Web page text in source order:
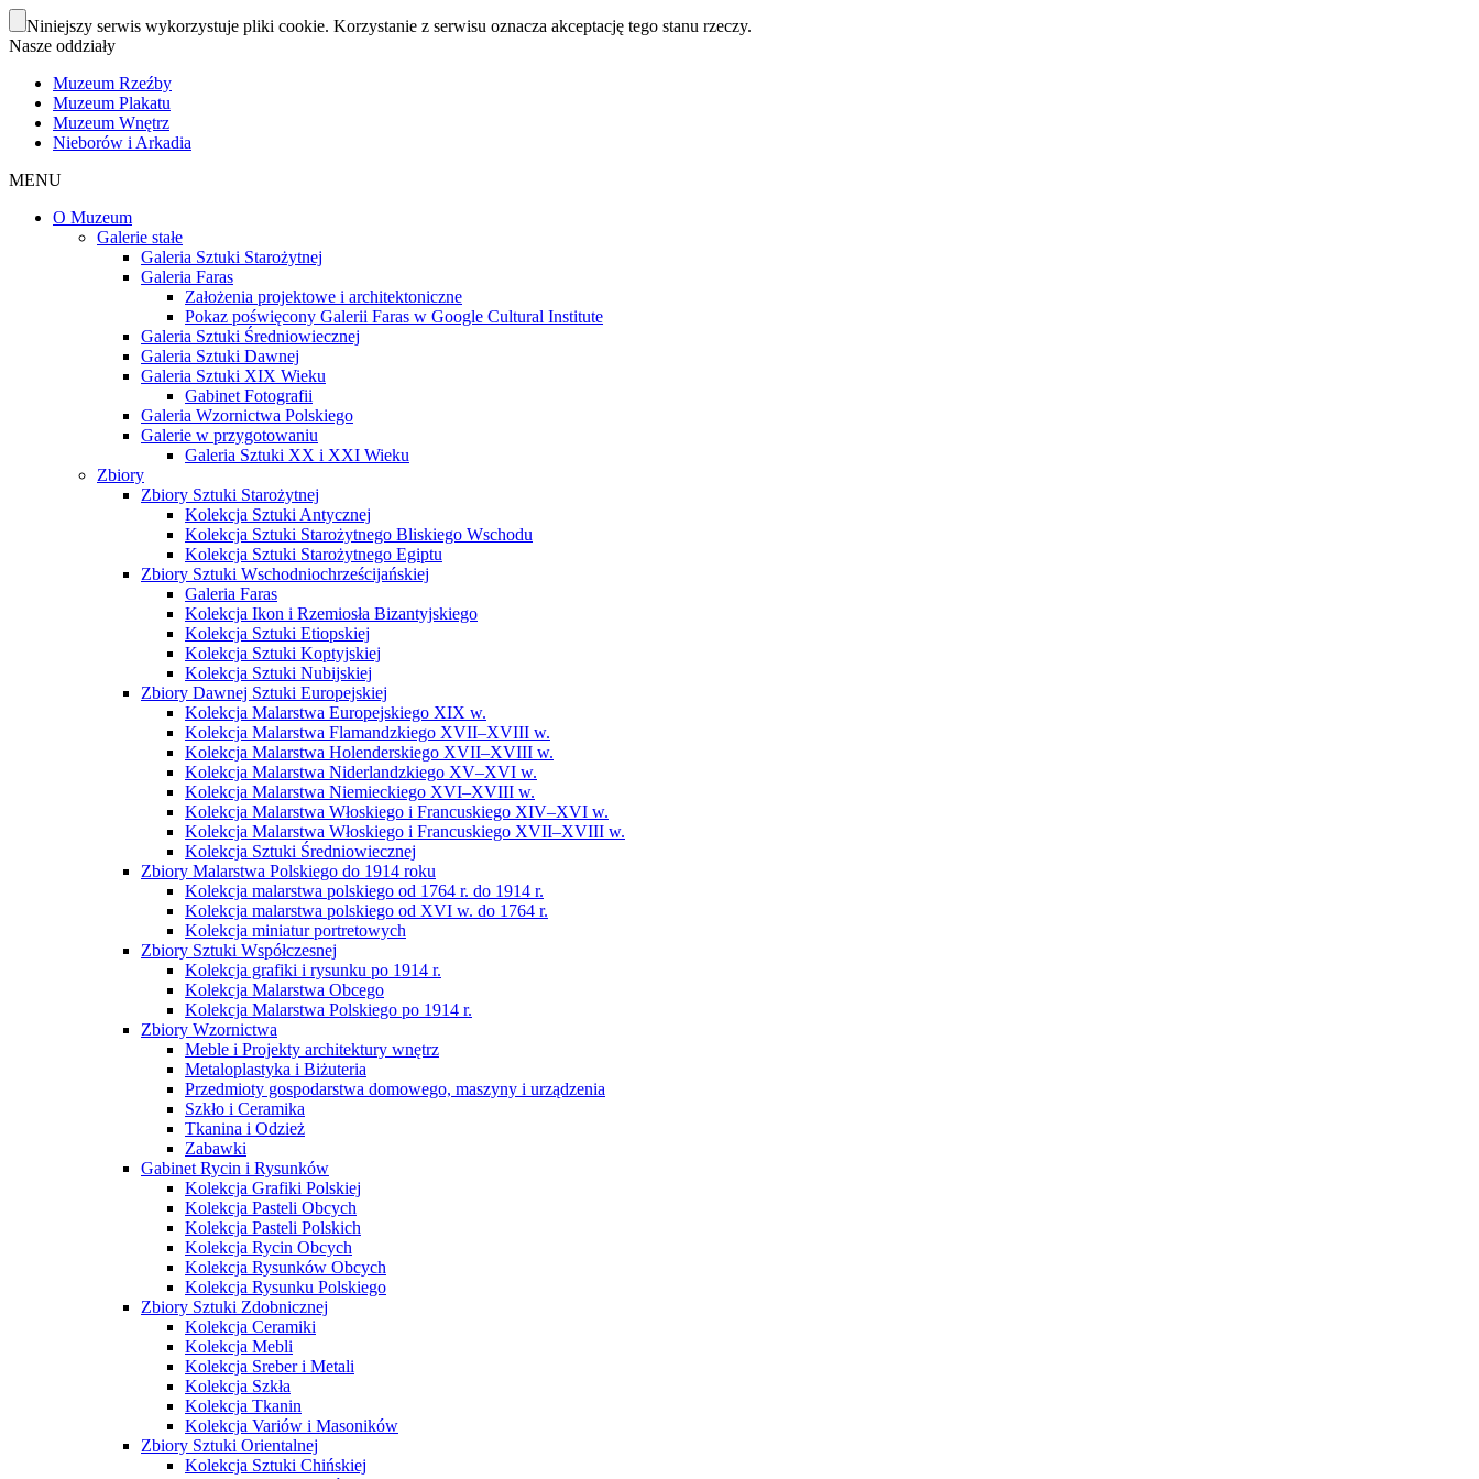
Niniejszy serwis wykorzystuje pliki cookie. Korzystanie z serwisu oznacza akceptację tego stanu rzeczy.
Nasze oddziały
Muzeum Rzeźby
Muzeum Plakatu
Muzeum Wnętrz
Nieborów i Arkadia
MENU
O Muzeum
Galerie stałe
Galeria Sztuki Starożytnej
Galeria Faras
Założenia projektowe i architektoniczne
Pokaz poświęcony Galerii Faras w Google Cultural Institute
Galeria Sztuki Średniowiecznej
Galeria Sztuki Dawnej
Galeria Sztuki XIX Wieku
Gabinet Fotografii
Galeria Wzornictwa Polskiego
Galerie w przygotowaniu
Galeria Sztuki XX i XXI Wieku
Zbiory
Zbiory Sztuki Starożytnej
Kolekcja Sztuki Antycznej
Kolekcja Sztuki Starożytnego Bliskiego Wschodu
Kolekcja Sztuki Starożytnego Egiptu
Zbiory Sztuki Wschodniochrześcijańskiej
Galeria Faras
Kolekcja Ikon i Rzemiosła Bizantyjskiego
Kolekcja Sztuki Etiopskiej
Kolekcja Sztuki Koptyjskiej
Kolekcja Sztuki Nubijskiej
Zbiory Dawnej Sztuki Europejskiej
Kolekcja Malarstwa Europejskiego XIX w.
Kolekcja Malarstwa Flamandzkiego XVII–XVIII w.
Kolekcja Malarstwa Holenderskiego XVII–XVIII w.
Kolekcja Malarstwa Niderlandzkiego XV–XVI w.
Kolekcja Malarstwa Niemieckiego XVI–XVIII w.
Kolekcja Malarstwa Włoskiego i Francuskiego XIV–XVI w.
Kolekcja Malarstwa Włoskiego i Francuskiego XVII–XVIII w.
Kolekcja Sztuki Średniowiecznej
Zbiory Malarstwa Polskiego do 1914 roku
Kolekcja malarstwa polskiego od 1764 r. do 1914 r.
Kolekcja malarstwa polskiego od XVI w. do 1764 r.
Kolekcja miniatur portretowych
Zbiory Sztuki Współczesnej
Kolekcja grafiki i rysunku po 1914 r.
Kolekcja Malarstwa Obcego
Kolekcja Malarstwa Polskiego po 1914 r.
Zbiory Wzornictwa
Meble i Projekty architektury wnętrz
Metaloplastyka i Biżuteria
Przedmioty gospodarstwa domowego, maszyny i urządzenia
Szkło i Ceramika
Tkanina i Odzież
Zabawki
Gabinet Rycin i Rysunków
Kolekcja Grafiki Polskiej
Kolekcja Pasteli Obcych
Kolekcja Pasteli Polskich
Kolekcja Rycin Obcych
Kolekcja Rysunków Obcych
Kolekcja Rysunku Polskiego
Zbiory Sztuki Zdobnicznej
Kolekcja Ceramiki
Kolekcja Mebli
Kolekcja Sreber i Metali
Kolekcja Szkła
Kolekcja Tkanin
Kolekcja Variów i Masoników
Zbiory Sztuki Orientalnej
Kolekcja Sztuki Chińskiej